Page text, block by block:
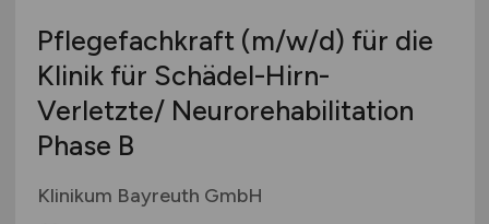
Pflegefachkraft (m/w/d) für die
Klinik für Schädel-Hirn-
Verletzte/ Neurorehabilitation
Phase B
Klinikum Bayreuth GmbH